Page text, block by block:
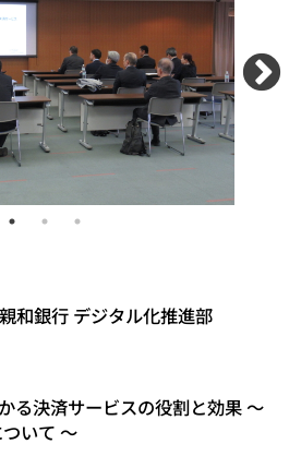
和銀行 デジタル化推進部
る決済サービスの役割と効果 ～
いて ～